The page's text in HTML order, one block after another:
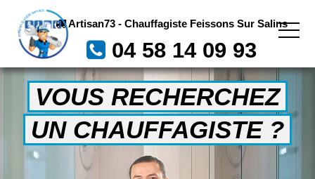
Artisan73 - Chauffagiste Feissons Sur Salins
04 58 14 09 93
VOUS RECHERCHEZ
UN CHAUFFAGISTE ?